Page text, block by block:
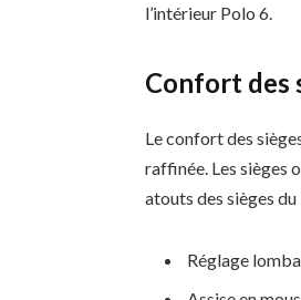
l’intérieur Polo 6.
Confort des
Le confort des
raffinée. Les sièges
atouts des sièges du
Réglage